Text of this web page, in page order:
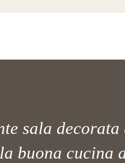
sala decorata
buona cucina